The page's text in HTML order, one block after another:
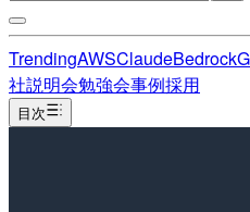
TrendingAWSClaudeBedrock
社説明会勉強会事例採用
目次